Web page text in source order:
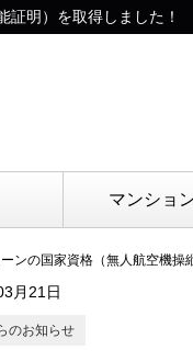
証明）を取得しました！
マンショ
ーンの国家資格（無人航空機操
月21日
のお知らせ